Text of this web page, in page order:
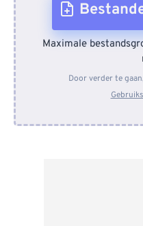
Van
Van
Maximale
Door verder te